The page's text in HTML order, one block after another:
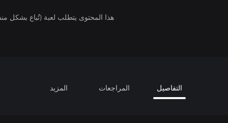
هذا المحتوى يتطلب لعبة (تُباع بشكل
التفاصيل المراجعات المزيد